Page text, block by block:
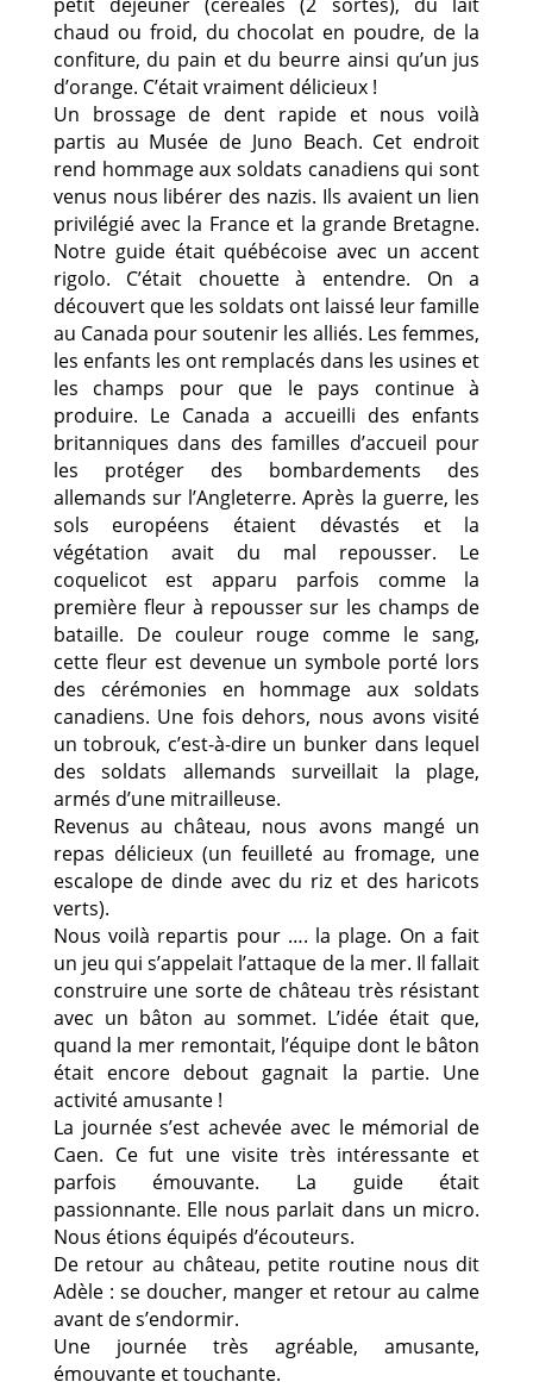
chaud ou froid, du chocolat en poudre, de la
confiture, du pain et du beurre ainsi qu’un jus
d’orange. C’était vraiment délicieux !
Un brossage de dent rapide et nous voilà
partis au Musée de Juno Beach. Cet endroit
rend hommage aux soldats canadiens qui sont
venus nous libérer des nazis. Ils avaient un lien
privilégié avec la France et la grande Bretagne.
Notre guide était québécoise avec un accent
rigolo. C’était chouette à entendre. On a
découvert que les soldats ont laissé leur famille
au Canada pour soutenir les alliés. Les femmes,
les enfants les ont remplacés dans les usines et
les champs pour que le pays continue à
produire. Le Canada a accueilli des enfants
britanniques dans des familles d’accueil pour
les protéger des bombardements des
allemands sur l’Angleterre. Après la guerre, les
sols européens étaient dévastés et la
végétation avait du mal repousser. Le
coquelicot est apparu parfois comme la
première fleur à repousser sur les champs de
bataille. De couleur rouge comme le sang,
cette fleur est devenue un symbole porté lors
des cérémonies en hommage aux soldats
canadiens. Une fois dehors, nous avons visité
un tobrouk, c’est-à-dire un bunker dans lequel
des soldats allemands surveillait la plage,
armés d’une mitrailleuse.
Revenus au château, nous avons mangé un
repas délicieux (un feuilleté au fromage, une
escalope de dinde avec du riz et des haricots
verts).
Nous voilà repartis pour …. la plage. On a fait
un jeu qui s’appelait l’attaque de la mer. Il fallait
construire une sorte de château très résistant
avec un bâton au sommet. L’idée était que,
quand la mer remontait, l’équipe dont le bâton
était encore debout gagnait la partie. Une
activité amusante !
La journée s’est achevée avec le mémorial de
Caen. Ce fut une visite très intéressante et
parfois émouvante. La guide était
passionnante. Elle nous parlait dans un micro.
Nous étions équipés d’écouteurs.
De retour au château, petite routine nous dit
Adèle : se doucher, manger et retour au calme
avant de s’endormir.
Une journée très agréable, amusante,
émouvante et touchante.